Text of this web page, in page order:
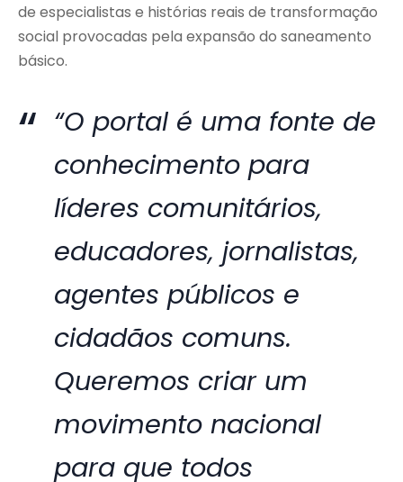
de especialistas e histórias reais de transformação
social provocadas pela expansão do saneamento
básico.
“O portal é uma fonte de
conhecimento para
líderes comunitários,
educadores, jornalistas,
agentes públicos e
cidadãos comuns.
Queremos criar um
movimento nacional
para que todos